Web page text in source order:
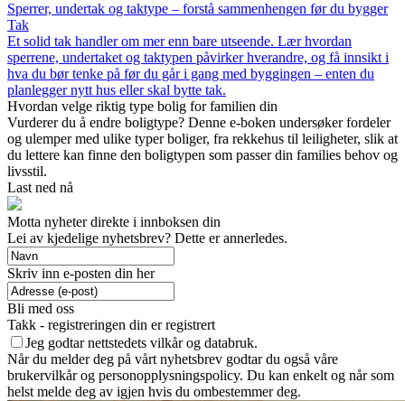
Sperrer, undertak og taktype – forstå sammenhengen før du bygger
Tak
Et solid tak handler om mer enn bare utseende. Lær hvordan
sperrene, undertaket og taktypen påvirker hverandre, og få innsikt i
hva du bør tenke på før du går i gang med byggingen – enten du
planlegger nytt hus eller skal bytte tak.
Hvordan velge riktig type bolig for familien din
Vurderer du å endre boligtype? Denne e-boken undersøker fordeler
og ulemper med ulike typer boliger, fra rekkehus til leiligheter, slik at
du lettere kan finne den boligtypen som passer din families behov og
livsstil.
Last ned nå
Motta nyheter direkte i innboksen din
Lei av kjedelige nyhetsbrev? Dette er annerledes.
Skriv inn e-posten din her
Bli med oss
Takk - registreringen din er registrert
Jeg godtar nettstedets vilkår og databruk.
Når du melder deg på vårt nyhetsbrev godtar du også våre
brukervilkår og personopplysningspolicy. Du kan enkelt og når som
helst melde deg av igjen hvis du ombestemmer deg.